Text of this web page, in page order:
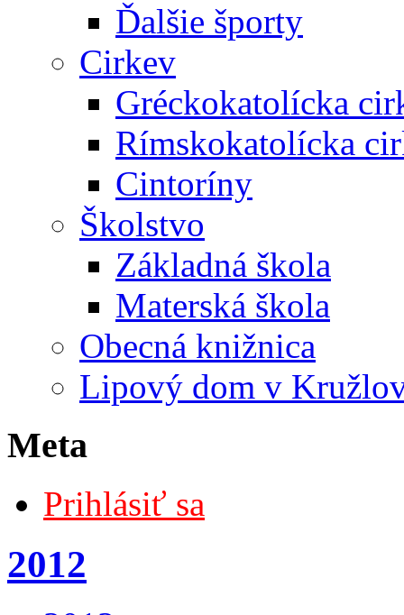
Ďalšie športy
Cirkev
Gréckokatolícka
Rímskokatolícka
Cintoríny
Školstvo
Základná škola
Materská škola
Obecná knižnica
Lipový dom v
Meta
Prihlásiť sa
2012